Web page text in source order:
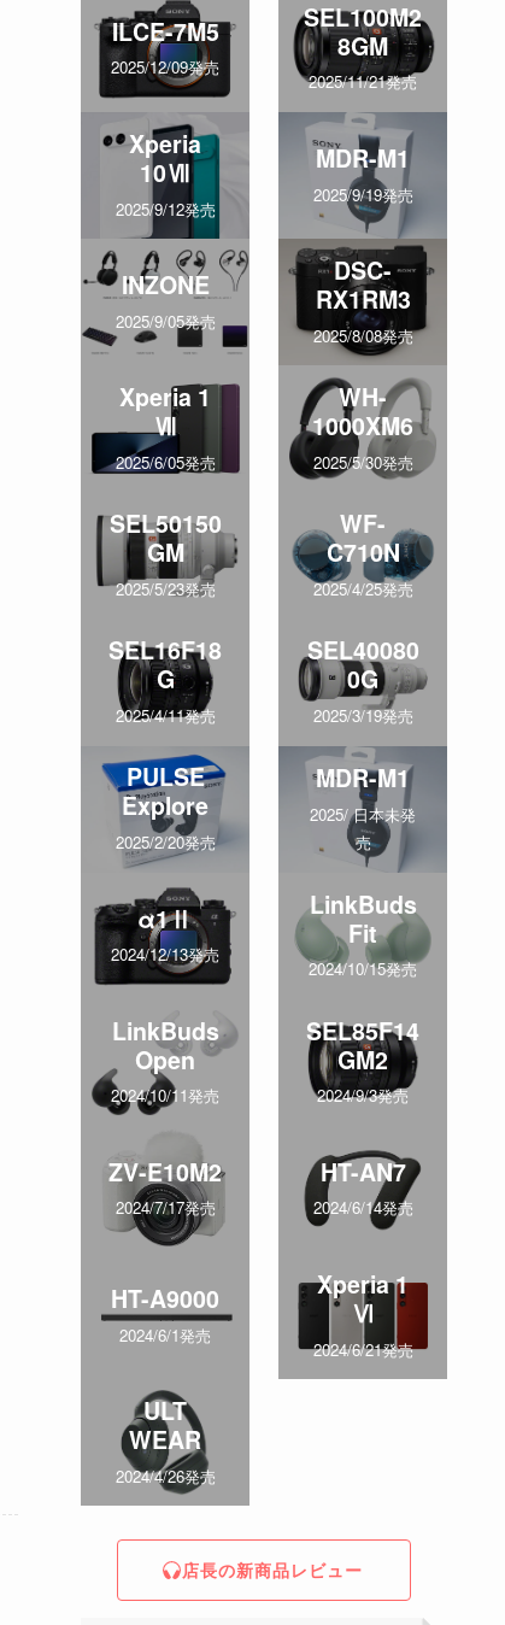
ILCE-7M5
2025/12/09発売
SEL100M2
8GM
2025/11/21発売
Xperia
10Ⅶ
2025/9/12発売
MDR-M1
2025/9/19発売
INZONE
2025/9/05発売
DSC-
RX1RM3
2025/8/08発売
Xperia 1
Ⅶ
2025/6/05発売
WH-
1000XM6
2025/5/30発売
SEL50150
GM
2025/5/23発売
WF-
C710N
2025/4/25発売
SEL16F18
G
2025/4/11発売
SEL40080
0G
2025/3/19発売
PULSE
Explore
2025/2/20発売
MDR-M1
2025/ 日本未発
売
α1Ⅱ
2024/12/13発売
LinkBuds
Fit
2024/10/15発売
LinkBuds
Open
2024/10/11発売
SEL85F14
GM2
2024/9/3発売
ZV-E10M2
2024/7/17発売
HT-AN7
2024/6/14発売
HT-A9000
2024/6/1発売
Xperia 1
Ⅵ
2024/6/21発売
ULT
WEAR
2024/4/26発売
店長の新商品レビュー